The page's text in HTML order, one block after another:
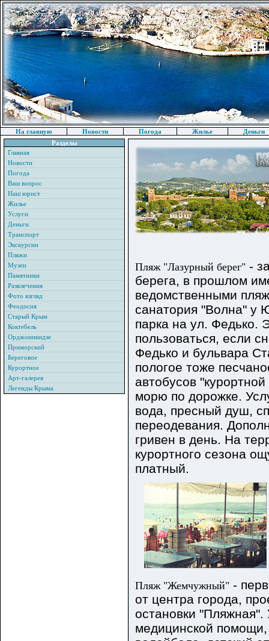
На главную Новости Погода Жилье
Деньги
Разделы
Главная
Новости
Погода
Ваш вопрос
Наш юрист
Жилье
Услуги
Деньги
Транспорт
Экскурсии
Пляжи
Музеи
Памятники
Развлечения
Фото взгляд
Феодосия
Старый Крым
Коктебель
Орджоникидзе
Приморский
Береговое
Курортное
Арт-галерея
Легенды Крыма
Пляж "Лазурный берег" -
берега, в прошлом
ведомственными
санатория "Волна" у
парка на ул. Федько.
пользоваться, если
Федько и бульвара
пологое тоже
автобусов
морю по дорожке.
вода, пресный душ,
переодевания.
гривен в день. На
курортного сезона
платный.
Пляж "Жемчужный" -
от центра города,
остановки "Пляжная".
медицинской